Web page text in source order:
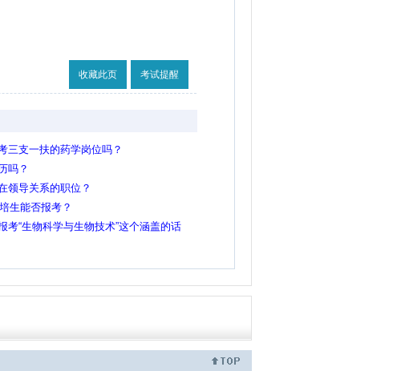
收藏此页 考试提醒
三支一扶的药学岗位吗？
吗？
领导关系的职位？
生能否报考？
考“生物科学与生物技术”这个涵盖的话